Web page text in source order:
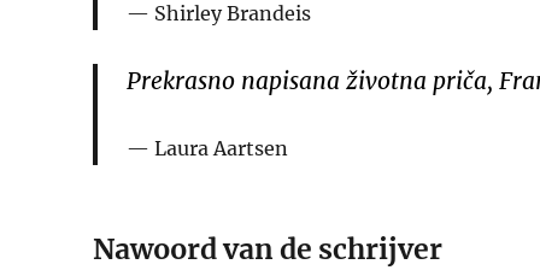
Shirley Brandeis
Prekrasno napisana životna priča,
Laura Aartsen
Nawoord van de schrijver